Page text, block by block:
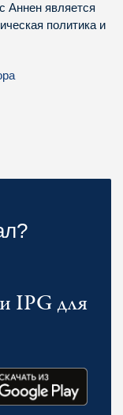
Аннен является
политика и
IPG для